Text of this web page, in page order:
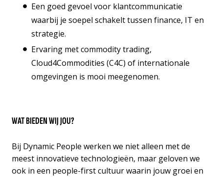
Een goed gevoel voor klantcommunicatie
waarbij je soepel schakelt tussen finance, IT en
strategie.
Ervaring met commodity trading,
Cloud4Commodities (C4C) of internationale
omgevingen is mooi meegenomen.
WAT BIEDEN WIJ JOU?
Bij Dynamic People werken we niet alleen met de
meest innovatieve technologieën, maar geloven we
ook in een people-first cultuur waarin jouw groei en